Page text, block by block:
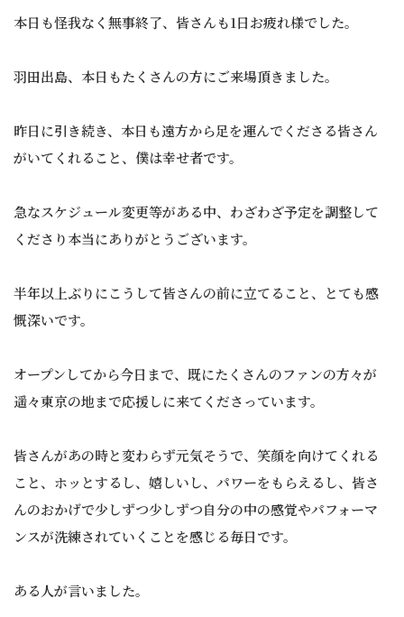
本日も怪我なく無事終了、皆さんも1日お疲れ様でした。
羽田出島、本日もたくさんの方にご来場頂きました。
昨日に引き続き、本日も遠方から足を運んでくださる皆さん
がいてくれること、僕は幸せ者です。
急なスケジュール変更等がある中、わざわざ予定を調整して
くださり本当にありがとうございます。
半年以上ぶりにこうして皆さんの前に立てること、とても感
慨深いです。
オープンしてから今日まで、既にたくさんのファンの方々が
遥々東京の地まで応援しに来てくださっています。
皆さんがあの時と変わらず元気そうで、笑顔を向けてくれる
こと、ホッとするし、嬉しいし、パワーをもらえるし、皆さ
んのおかげで少しずつ少しずつ自分の中の感覚やパフォーマ
ンスが洗練されていくことを感じる毎日です。
ある人が言いました。